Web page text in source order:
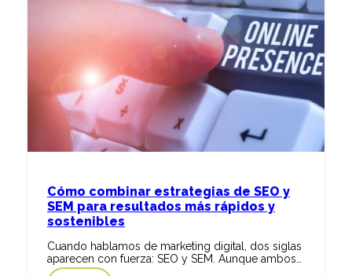
Cómo combinar estrategias de SEO y
SEM para resultados más rápidos y
sostenibles
Cuando hablamos de marketing digital, dos siglas
aparecen con fuerza: SEO y SEM. Aunque ambos…